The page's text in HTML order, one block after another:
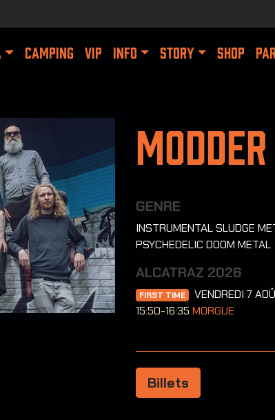
CAMPING VIP INFO STORY SHOP
Modder
GENRE
INSTRUMENTAL SLUDGE
PSYCHEDELIC DOOM METAL
ALCATRAZ 2026
FIRST TIME
VENDREDI 7
15:50-16:35 MORGUE
Billets